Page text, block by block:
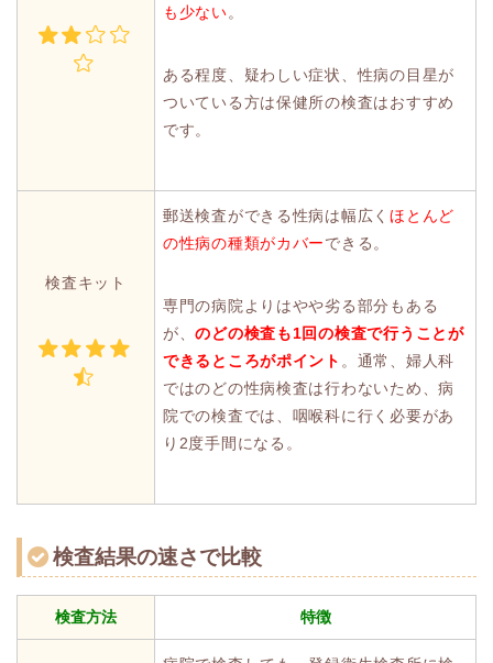
も少ない。
ある程度、疑わしい症状、性病の目星が
ついている方は保健所の検査はおすすめ
です。
検査キット
郵送検査ができる性病は幅広くほとんど
の性病の種類がカバーできる。
専門の病院よりはやや劣る部分もある
が、のどの検査も1回の検査で行うことが
できるところがポイント 。通常、婦人科
ではのどの性病検査は行わないため、病
院での検査では、咽喉科に行く必要があ
り2度手間になる。
検査結果の速さで比較
検査方法 特徴